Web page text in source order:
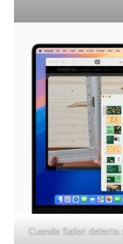
Cuando Safari detecta